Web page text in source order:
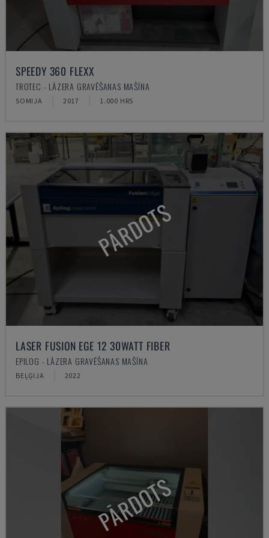
SPEEDY 360 FLEXX
TROTEC - LĀZERA GRAVĒŠANAS MAŠĪNA
SOMIJA 2017 1.000 HRS
PĀRDOTS
LASER FUSION EGE 12 30WATT FIBER
EPILOG - LĀZERA GRAVĒŠANAS MAŠĪNA
BEĻĢIJA 2022
PĀRDOTS